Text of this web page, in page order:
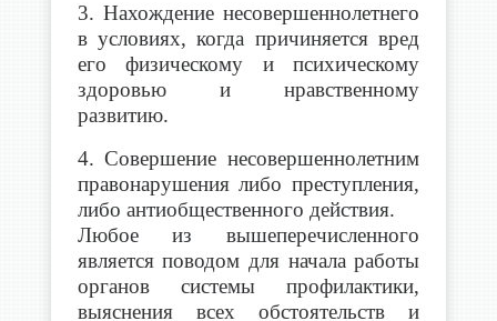
3. Нахождение несовершеннолетнего
в условиях, когда причиняется вред
его физическому и психическому
здоровью и нравственному
развитию.
4. Совершение несовершеннолетним
правонарушения либо преступления,
либо антиобщественного действия.
Любое из вышеперечисленного
является поводом для начала работы
органов системы профилактики,
выяснения всех обстоятельств и